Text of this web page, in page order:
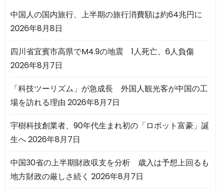
中国人の国内旅行、上半期の旅行消費額は約64兆円に
2026年8月8日
四川省宜賓市高県でM4.9の地震 1人死亡、6人負傷
2026年8月7日
「科技ツーリズム」が急成長 外国人観光客が中国の工
場を訪れる理由 2026年8月7日
宇樹科技創業者、90年代生まれ初の「ロボット富豪」誕
生へ2026年8月7日
中国30省の上半期財政収支を分析 歳入は予想上回るも
地方財政の厳しさ続く 2026年8月7日